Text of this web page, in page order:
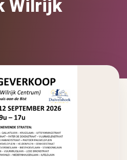
Wilrijk